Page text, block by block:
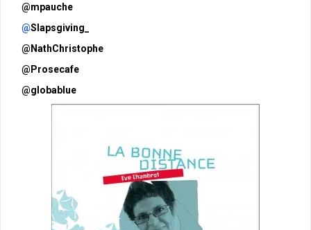
@mpauche
@Slapsgiving_
@NathChristophe
@Prosecafe
@globablue